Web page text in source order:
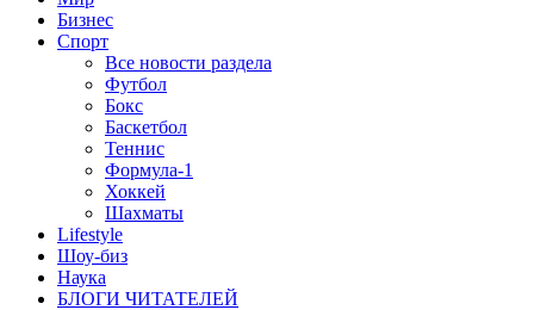
Бизнес
Спорт
Все новости раздела
Футбол
Бокс
Баскетбол
Теннис
Формула-1
Хоккей
Шахматы
Lifestyle
Шоу-биз
Наука
БЛОГИ ЧИТАТЕЛЕЙ